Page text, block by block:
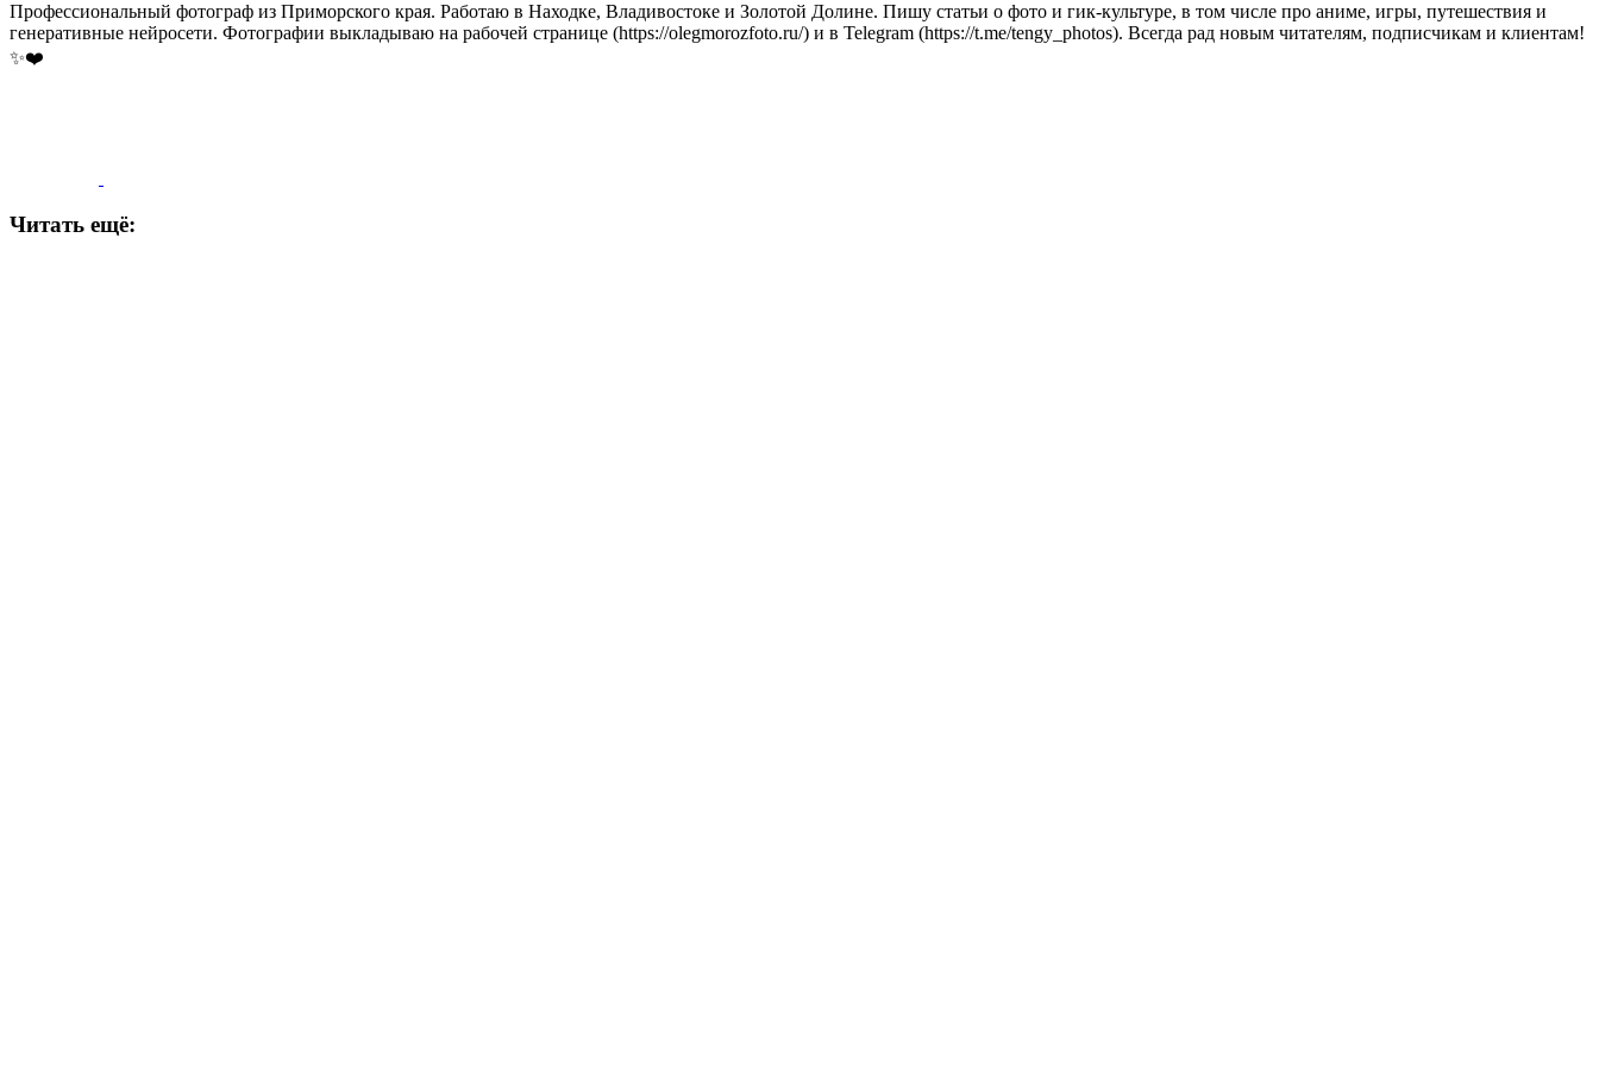
Профессиональный фотограф из Приморского края. Работаю в Находке, Владивостоке и Золотой Долине. Пишу статьи о фото и гик-культуре, в том числе про аниме, игры, путешествия и
генеративные нейросети. Фотографии выкладываю на рабочей странице (https://olegmorozfoto.ru/) и в Telegram (https://t.me/tengy_photos). Всегда рад новым читателям, подписчикам и клиентам!
✨❤️
Читать ещё: